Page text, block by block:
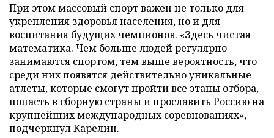
При этом массовый спорт важен не только для
укрепления здоровья населения, но и для
воспитания будущих чемпионов. «Здесь чистая
математика. Чем больше людей регулярно
занимаются спортом, тем выше вероятность, что
среди них появятся действительно уникальные
атлеты, которые смогут пройти все этапы отбора,
попасть в сборную страны и прославить Россию на
крупнейших международных соревнованиях», –
подчеркнул Карелин.